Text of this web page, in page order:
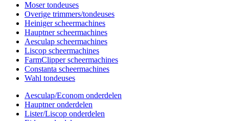
Moser tondeuses
Overige trimmers/tondeuses
Heiniger scheermachines
Hauptner scheermachines
Aesculap scheermachines
Liscop scheermachines
FarmClipper scheermachines
Constanta scheermachines
Wahl tondeuses
Aesculap/Econom onderdelen
Hauptner onderdelen
Lister/Liscop onderdelen